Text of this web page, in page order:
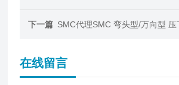
下一篇 SMC代理SMC 弯头型/万向型 压
在线留言